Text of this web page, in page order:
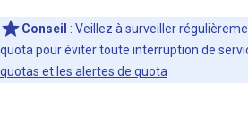
Conseil : Veillez à surveiller
quota pour éviter toute interruption de
quotas et les alertes de quota